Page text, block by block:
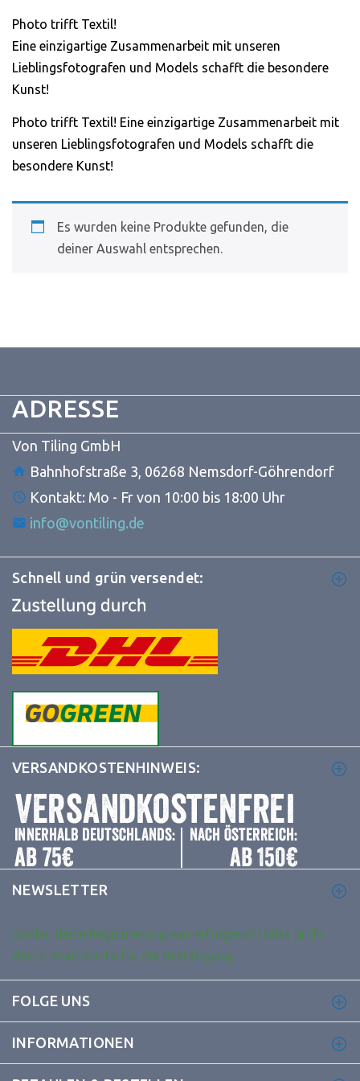
Schaut echt gut aus
und ist auch sicher
und mal was
als immer nur
Jonas H.
Photo trifft Textil!
Eine einzigartige Zusammenarbeit mit unseren
Lieblingsfotografen und Models schafft die besondere
Kunst!
Photo trifft Textil! Eine einzigartige Zusammenarbeit mit
unseren Lieblingsfotografen und Models schafft die
besondere Kunst!
Es wurden keine Produkte gefunden, die
deiner Auswahl entsprechen.
ADRESSE
Von Tiling GmbH
Bahnhofstraße 3, 06268 Nemsdorf-Göhrendorf
Kontakt: Mo - Fr von 10:00 bis 18:00 Uhr
info@vontiling.de
Schnell und grün versendet:
VERSANDKOSTENHINWEIS:
NEWSLETTER
Danke, deine Registrierung war erfolgreich! Bitte prüfe
dein E-Mail-Konto für die Bestätigung.
FOLGE UNS
INFORMATIONEN